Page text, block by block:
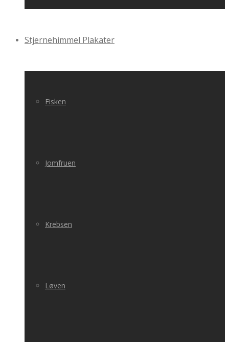
Stjernehimmel Plakater
Fisken
Jomfruen
Krebsen
Løven